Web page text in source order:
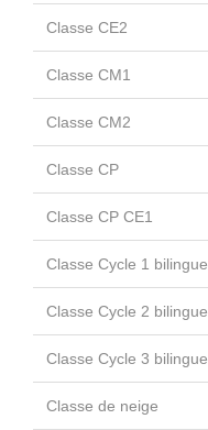
Classe CE2
Classe CM1
Classe CM2
Classe CP
Classe CP CE1
Classe Cycle 1 bilingue
Classe Cycle 2 bilingue
Classe Cycle 3 bilingue
Classe de neige